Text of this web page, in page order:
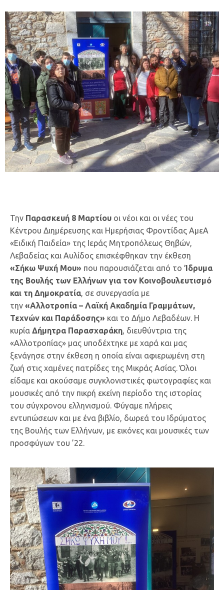
Την Παρασκευή 8 Μαρτίου οι νέοι και οι νέες του
Κέντρου Διημέρευσης και Ημερήσιας Φροντίδας ΑμεΑ
«Ειδική Παιδεία» της Ιεράς Μητροπόλεως Θηβών,
Λεβαδείας και Αυλίδος επισκέφθηκαν την έκθεση
«Σήκω Ψυχή Μου» που παρουσιάζεται από το Ίδρυμα
της Βουλής των Ελλήνων για τον Κοινοβουλευτισμό
και τη Δημοκρατία, σε συνεργασία με
την «Αλλοτροπία – Λαϊκή Ακαδημία Γραμμάτων,
Τεχνών και Παράδοσης» και το Δήμο Λεβαδέων. Η
κυρία Δήμητρα Παρασχαράκη, διευθύντρια της
«Αλλοτροπίας» μας υποδέχτηκε με χαρά και μας
ξενάγησε στην έκθεση η οποία είναι αφιερωμένη στη
ζωή στις χαμένες πατρίδες της Μικράς Ασίας. Όλοι
είδαμε και ακούσαμε συγκλονιστικές φωτογραφίες και
μουσικές από την πικρή εκείνη περίοδο της ιστορίας
του σύγχρονου ελληνισμού. Φύγαμε πλήρεις
εντυπώσεων και με ένα βιβλίο, δωρεά του Ιδρύματος
της Βουλής των Ελλήνων, με εικόνες και μουσικές των
προσφύγων του ’22.